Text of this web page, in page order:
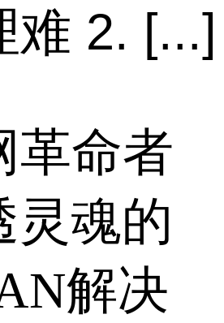
难 2. [...]
革命者
灵魂的
解决